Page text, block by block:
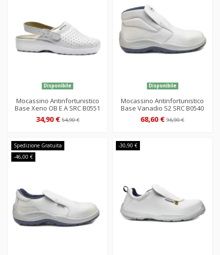
Disponibile
Mocassino Antinfortunistico
Base Xeno OB E A SRC B0551
34,90 €54,90 €
Disponibile
Mocassino Antinfortunistico
Base Vanadio S2 SRC B0540
68,60 €96,90 €
Spedizione Gratuita
-46,00 €
-30,90 €